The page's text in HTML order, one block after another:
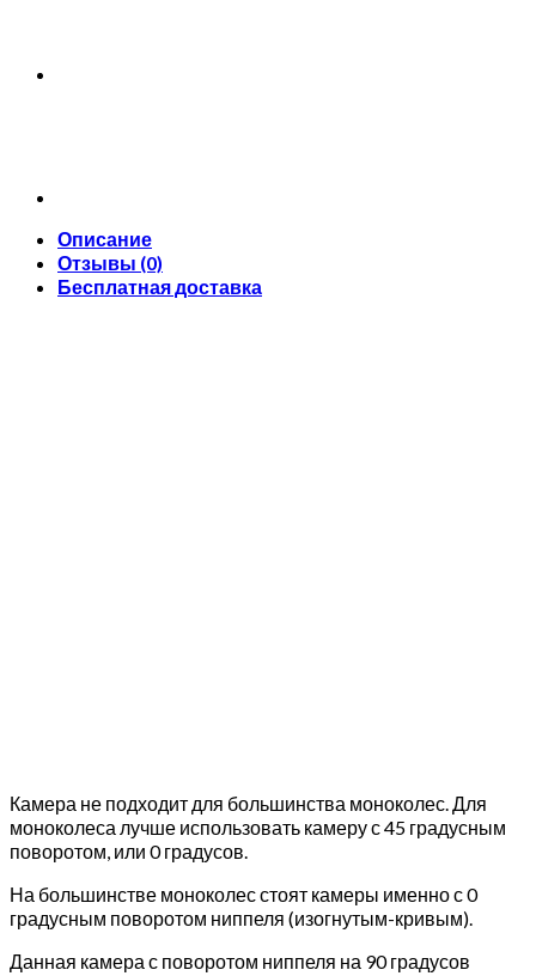
Описание
Отзывы (0)
Бесплатная доставка
Камера не подходит для большинства моноколес. Для
моноколеса лучше использовать камеру с 45 градусным
поворотом, или 0 градусов.
На большинстве моноколес стоят камеры именно с 0
градусным поворотом ниппеля (изогнутым-кривым).
Данная камера с поворотом ниппеля на 90 градусов